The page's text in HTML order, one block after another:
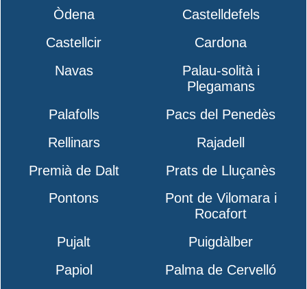
Òdena
Castelldefels
Castellcir
Cardona
Navas
Palau-solità i
Plegamans
Palafolls
Pacs del Penedès
Rellinars
Rajadell
Premià de Dalt
Prats de Lluçanès
Pontons
Pont de Vilomara i
Rocafort
Pujalt
Puigdàlber
Papiol
Palma de Cervelló